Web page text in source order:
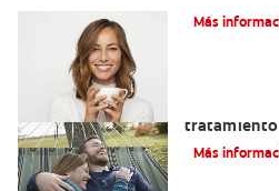
Más
tratamiento
Más